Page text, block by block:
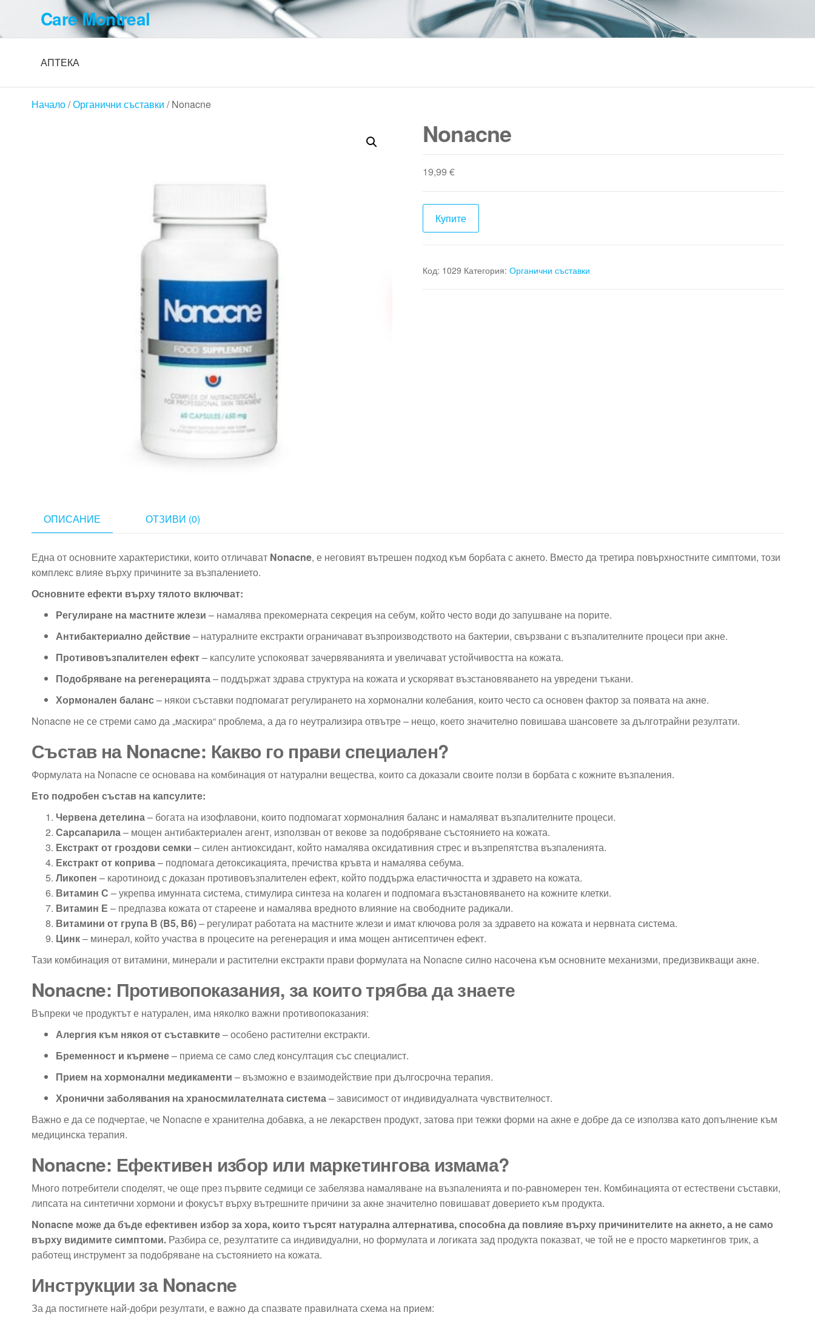
the
Care Montreal
Търсене
за:
АПТЕКА
Начало/Органични съставки / Nonacne
Nonacne
19,99 €
Купите
Код: 1029 Категория: Органични съставки
ОПИСАНИЕ ОТЗИВИ (0)
Една от основните характеристики, които отличават Nonacne, е неговият вътрешен подход към борбата с акнето. Вместо да третира повърхностните симптоми, този
комплекс влияе върху причините за възпалението.
Основните ефекти върху тялото включват:
Регулиране на мастните жлези – намалява прекомерната секреция на себум, който често води до запушване на порите.
Антибактериално действие– натуралните екстракти ограничават възпроизводството на бактерии, свързвани с възпалителните процеси при акне.
Противовъзпалителен ефект– капсулите успокояват зачервяванията и увеличават устойчивостта на кожата.
Подобряване на регенерацията– поддържат здрава структура на кожата и ускоряват възстановяването на увредени тъкани.
Хормонален баланс– някои съставки подпомагат регулирането на хормонални колебания, които често са основен фактор за появата на акне.
Nonacne не се стреми само да „маскира“ проблема, а да го неутрализира отвътре – нещо, което значително повишава шансовете за дълготрайни резултати.
Състав на Nonacne: Какво го прави специален?
Формулата на Nonacne се основава на комбинация от натурални вещества, които са доказали своите ползи в борбата с кожните възпаления.
Ето подробен състав на капсулите:
Червена детелина– богата на изофлавони, които подпомагат хормоналния баланс и намаляват възпалителните процеси.
Сарсапарила– мощен антибактериален агент, използван от векове за подобряване състоянието на кожата.
Екстракт от гроздови семки – силен антиоксидант, който намалява оксидативния стрес и възпрепятства възпаленията.
Екстракт от коприва– подпомага детоксикацията, пречиства кръвта и намалява себума.
Ликопен – каротиноид с доказан противовъзпалителен ефект, който поддържа еластичността и здравето на кожата.
Витамин С – укрепва имунната система, стимулира синтеза на колаген и подпомага възстановяването на кожните клетки.
Витамин Е – предпазва кожата от стареене и намалява вредното влияние на свободните радикали.
Витамини от група В (B5, B6)– регулират работата на мастните жлези и имат ключова роля за здравето на кожата и нервната система.
Цинк– минерал, който участва в процесите на регенерация и има мощен антисептичен ефект.
Тази комбинация от витамини, минерали и растителни екстракти прави формулата на Nonacne силно насочена към основните механизми, предизвикващи акне.
Nonacne: Противопоказания, за които трябва да знаете
Въпреки че продуктът е натурален, има няколко важни противопоказания:
Алергия към някоя от съставките– особено растителни екстракти.
Бременност и кърмене– приема се само след консултация със специалист.
Прием на хормонални медикаменти – възможно е взаимодействие при дългосрочна терапия.
Хронични заболявания на храносмилателната система– зависимост от индивидуалната чувствителност.
Важно е да се подчертае, че Nonacne е хранителна добавка, а не лекарствен продукт, затова при тежки форми на акне е добре да се използва като допълнение към
медицинска терапия.
Nonacne: Ефективен избор или маркетингова измама?
Много потребители споделят, че още през първите седмици се забелязва намаляване на възпаленията и по-равномерен тен. Комбинацията от естествени съставки,
липсата на синтетични хормони и фокусът върху вътрешните причини за акне значително повишават доверието към продукта.
Nonacne може да бъде ефективен избор за хора, които търсят натурална алтернатива, способна да повлияе върху причинителите на акнето, а не само
върху видимите симптоми. Разбира се, резултатите са индивидуални, но формулата и логиката зад продукта показват, че той не е просто маркетингов трик, а
работещ инструмент за подобряване на състоянието на кожата.
Инструкции за Nonacne
За да постигнете най-добри резултати, е важно да спазвате правилната схема на прием: